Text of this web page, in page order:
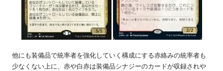
他にも装備品で統率者を強化していく構成にする赤絡みの統率者も
少なくない上に、赤や白赤は装備品シナジーのカードが収録されや